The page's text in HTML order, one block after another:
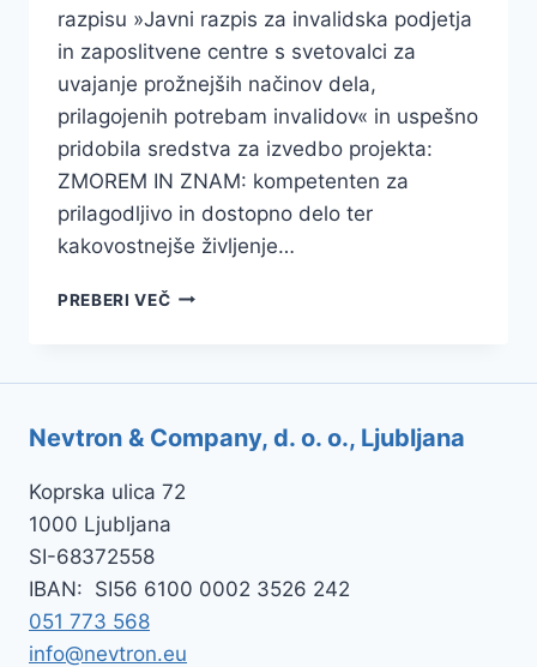
razpisu »Javni razpis za invalidska podjetja
in zaposlitvene centre s svetovalci za
uvajanje prožnejših načinov dela,
prilagojenih potrebam invalidov« in uspešno
pridobila sredstva za izvedbo projekta:
ZMOREM IN ZNAM: kompetenten za
prilagodljivo in dostopno delo ter
kakovostnejše življenje…
PREBERI VEČZMOREM
IN
DELO
TER
Nevtron & Company, d. o. o., Ljubljana
Koprska ulica 72
1000 Ljubljana
SI-68372558
IBAN: SI56 6100 0002 3526 242
051 773 568
info@nevtron.eu